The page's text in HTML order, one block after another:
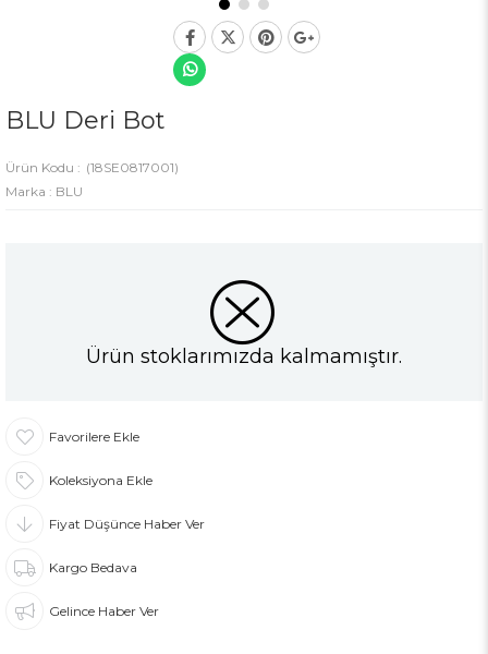
BLU Deri Bot
(18SE0817001)
Marka : BLU
Ürün stoklarımızda kalmamıştır.
Favorilere Ekle
Koleksiyona Ekle
Fiyat Düşünce Haber Ver
Kargo Bedava
Gelince Haber Ver